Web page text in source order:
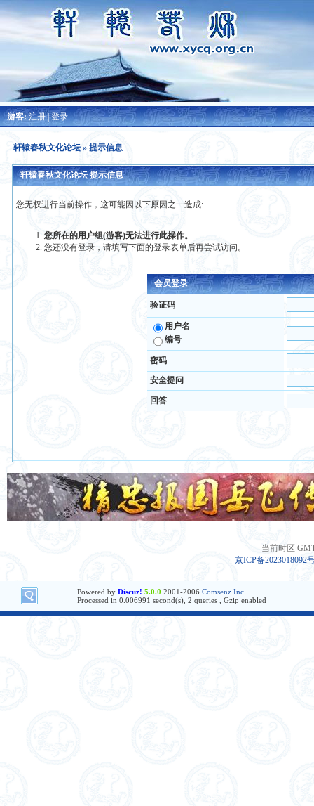
游客:注册|登录
轩辕春秋文化论坛» 提示信息
轩辕春秋文化论坛 提示信息
您无权进行当前操作，这可能因以下原因之一造成:
您所在的用户组(游客)无法进行此操作。
您还没有登录，请填写下面的登录表单后再尝试访问。
会员登录
验证码
用户名
编号
密码
安全提问
回答
当前时区
京ICP备2023018092
Powered by Discuz! 5.0.0 2001-2006 Comsenz Inc.
Processed in 0.006991 second(s), 2 queries , Gzip enabled